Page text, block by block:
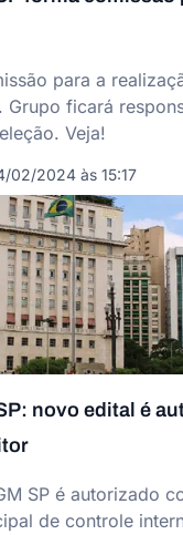
para a
Grupo ficará
Veja!
02/2024 às 15:17
novo edital é
SP é autorizado
de controle